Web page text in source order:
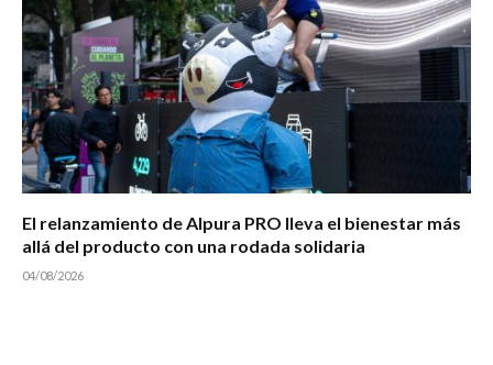
El relanzamiento de Alpura PRO lleva el bienestar más
allá del producto con una rodada solidaria
04/08/2026